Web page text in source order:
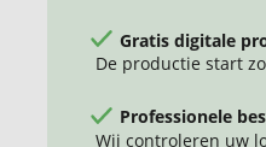
Gratis digitale
De productie start
Professionele
Wij controleren uw